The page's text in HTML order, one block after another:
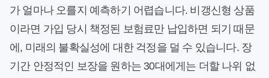
가 얼마나 오를지 예측하기 어렵습니다. 비갱신형 상품
이라면 가입 당시 책정된 보험료만 납입하면 되기 때문
에, 미래의 불확실성에 대한 걱정을 덜 수 있습니다. 장
기간 안정적인 보장을 원하는 30대에게는 더할 나위 없